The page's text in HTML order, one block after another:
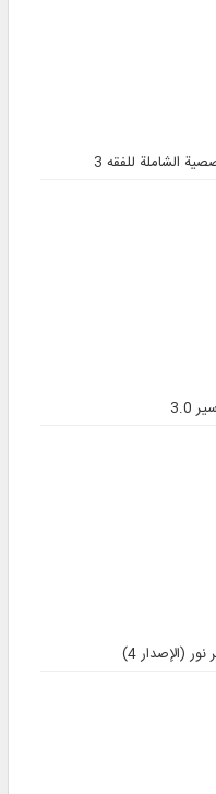
الشاملة للفقه 3
3.0
(الإصدار 4)